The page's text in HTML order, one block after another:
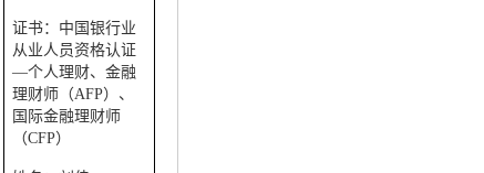
证书：中国银行业
从业人员资格认证
—个人理财、金融
理财师（AFP）、
国际金融理财师
（CFP）